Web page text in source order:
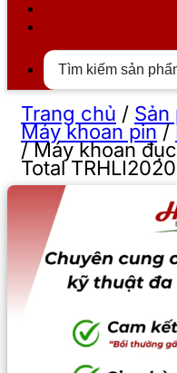
Trang chủ / Sản
Máy khoan pin/
/Máy khoan
Total